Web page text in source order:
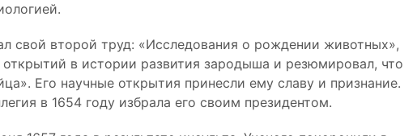
свой второй труд: «Исследования о рождении животных»,
в истории развития зародыша и резюмировал, что
Его научные открытия принесли ему славу и признание.
в 1654 году избрала его своим президентом.